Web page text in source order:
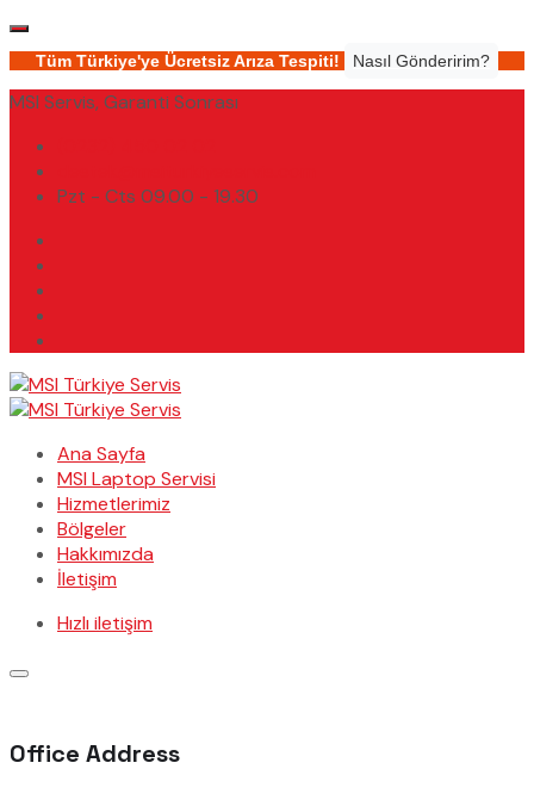
Tüm Türkiye'ye Ücretsiz Arıza Tespiti! Nasıl Gönderirim?
MSI Servis, Garanti Sonrası
Pzt - Cts 09.00 - 19.30
Ana Sayfa
MSI Laptop Servisi
Hizmetlerimiz
Bölgeler
Hakkımızda
İletişim
Hızlı iletişim
Office Address